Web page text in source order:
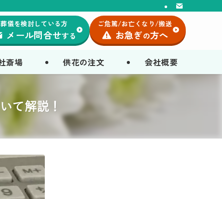
斎場 供花の注文 会社概要
葬儀を検討している方
メール問合せする
ご危篤/お亡くなり/搬送
お急ぎの方へ
て解説！